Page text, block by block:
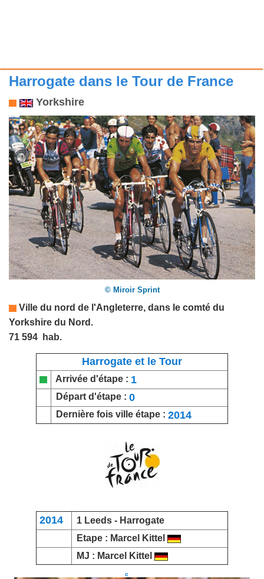
Harrogate dans le Tour de France
Yorkshire
© Miroir Sprint
Ville du nord de l'Angleterre, dans le comté du
Yorkshire du Nord.
71 594 hab.
Harrogate et le Tour
Arrivée d'étape : 1
Départ d'étape : 0
Dernière fois ville étape : 2014
2014 1 Leeds - Harrogate
Etape : Marcel Kittel
MJ : Marcel Kittel
c